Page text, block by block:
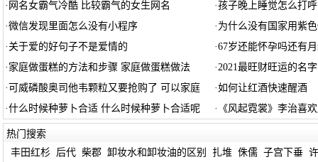
· 网名女霸气冷酷 比较霸气的女生网名 ·孩子晚上睡觉怎么打
·微信发现里面怎么没有小程序 · 为什么没有国家用紫
· 关于爱的好句子不是爱情的 ·67岁还能怀孕吗还有
· 家庭做蛋糕的方法和步骤 家庭做蛋糕做法 ·2021最旺财旺运的名
· 可威磷酸奥司他韦颗粒又要抢购了 可以家庭 ·如何让红酒快速醒酒
·什么时候种萝卜合适 什么时候种萝卜合适呢 · 《风起霓裳》李治喜
热门搜索
丰田红杉
后代 柴郡 卸妆水和卸妆油的区别 扎堆 侏儒 子宫下垂